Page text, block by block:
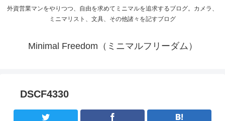
外資営業マンをやりつつ、自由を求めてミニマルを追求するブログ。カメラ、
ミニマリスト、文具、その他諸々を記すブログ
Minimal Freedom（ミニマルフリーダム）
DSCF4330